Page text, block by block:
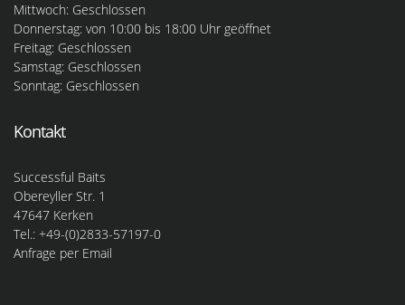
Mittwoch: Geschlossen
Donnerstag: von 10:00 bis 18:00 Uhr geöffnet
Freitag: Geschlossen
Samstag: Geschlossen
Sonntag: Geschlossen
Kontakt
Successful Baits
Obereyller Str. 1
47647 Kerken
Tel.: +49-(0)2833-57197-0
Anfrage per Email